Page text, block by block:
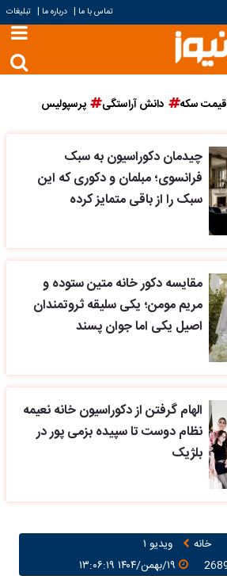
تماس با ما | درباره ما | تبلیغات
قیمت سکه دانش آراستگی پرسپولیس
چیدمان دکوراسیون به سبک
فرانسوی؛ مبلمان و دکوری که این
سبک را از باقی متمایز کرده
مقایسه دکور خانه متین ستوده و
مریم مومن؛ یکی سلیقه ثروتمندان
اصیل یکی اما جوان پسند
الهام گرفتن از دکوراسیون خانه نعیمه
نظام دوست تا سپیده بزمی پور در
بلژیک
خانه
ویدیو ۱